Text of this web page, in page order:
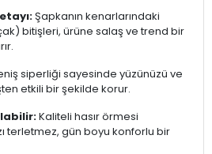
Şapkanın kenarlarındaki
bitişleri, ürüne salaş ve trend bir
siperliği sayesinde yüzünüzü ve
etkili bir şekilde korur.
Kaliteli hasır örmesi
terletmez, gün boyu konforlu bir